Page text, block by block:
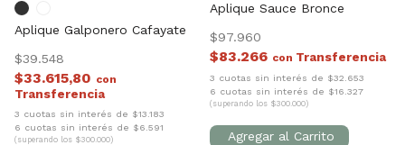
Aplique Galponero Cafayate
$39.548
$33.615,80 con
3 cuotas sin interés de $13.183
6 cuotas sin interés de $6.591
(superando los $300.000)
Aplique Sauce Bronce
$97.960
$83.266 con
3 cuotas sin interés de $32.653
6 cuotas sin interés de $16.327
(superando los $300.000)